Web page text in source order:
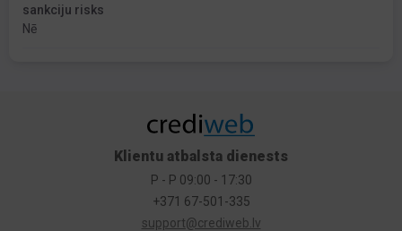
sankciju risks
Nē
Klientu atbalsta dienests
P - P 09:00 - 17:30
+371 67-501-335
support@crediweb.lv